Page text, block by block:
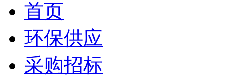
首页
环保供应
采购招标